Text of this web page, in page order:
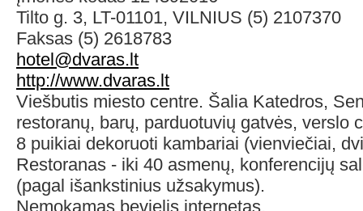
Tilto g. 3, LT-01101, VILNIUS (5) 2107370
Faksas (5) 2618783
hotel@dvaras.lt
http://www.dvaras.lt
Viešbutis miesto centre. Šalia Katedros,
restoranų, barų, parduotuvių gatvės, verslo
8 puikiai dekoruoti kambariai (vienviečiai,
Restoranas - iki 40 asmenų, konferencijų
(pagal išankstinius užsakymus).
Nemokamas bevielis internetas.